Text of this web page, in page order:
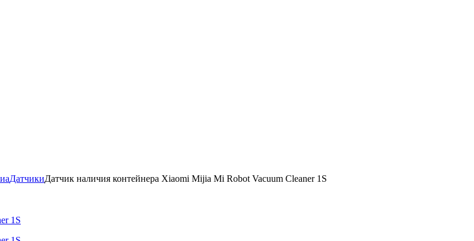
ДатчикиДатчик наличия контейнера Xiaomi Mijia Mi Robot Vacuum Cleaner 1S